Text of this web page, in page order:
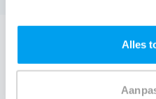
Alles
DJ boeken voor jouw
EenDJ boekenzonder
garantie. Van de